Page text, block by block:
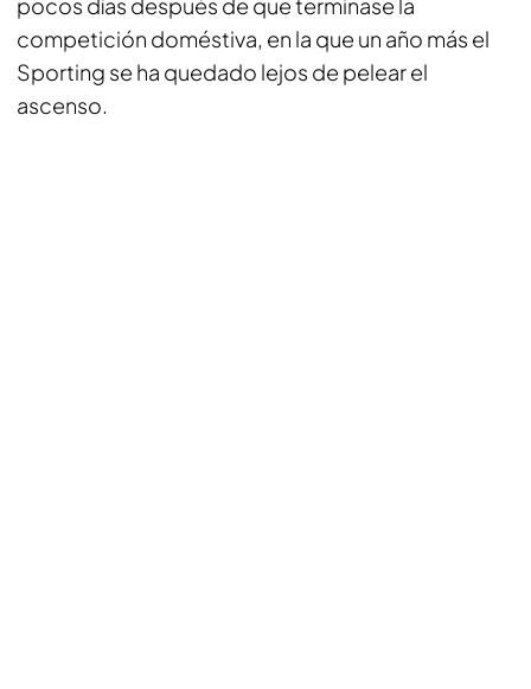
competición doméstiva, en la que un año más el
Sporting se ha quedado lejos de pelear el
ascenso.